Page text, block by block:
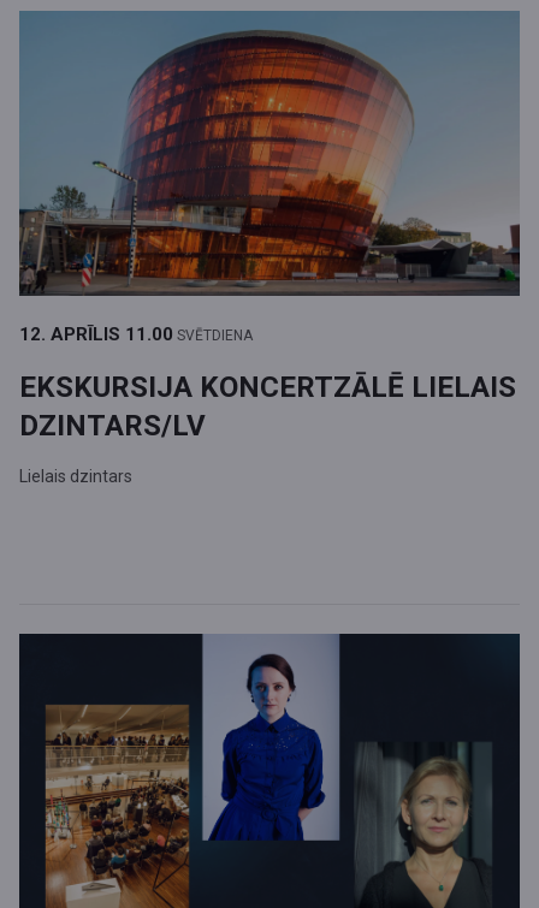
12. APRĪLIS 11.00 SVĒTDIENA
EKSKURSIJA KONCERTZĀLĒ LIELAIS
DZINTARS/LV
Lielais dzintars